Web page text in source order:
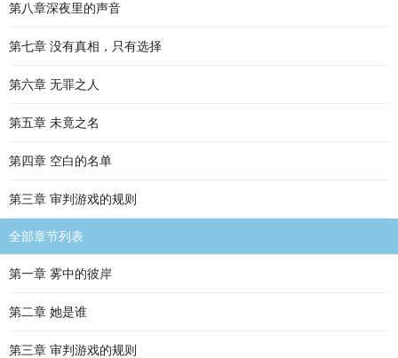
第八章深夜里的声音
第七章 没有真相，只有选择
第六章 无罪之人
第五章 未竟之名
第四章 空白的名单
第三章 审判游戏的规则
全部章节列表
第一章 雾中的彼岸
第二章 她是谁
第三章 审判游戏的规则